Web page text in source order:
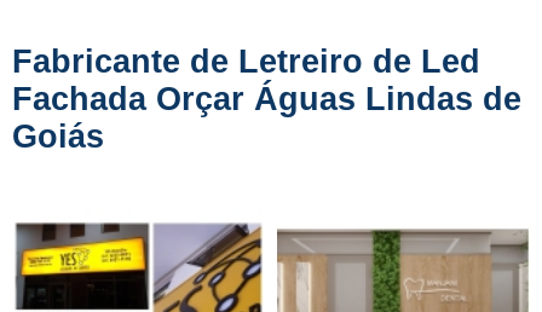
Fabricante de Letreiro de Led
Fachada Orçar Águas Lindas de
Goiás